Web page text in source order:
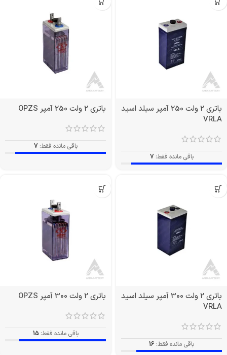
باتری 2 ولت 250 آمپر سیلد اسید
VRLA
باقی مانده فقط: 7
باتری 2 ولت 250 آمپر OPZS
باقی مانده فقط: 7
باتری 2 ولت 300 آمپر سیلد اسید
VRLA
باقی مانده فقط: 16
باتری 2 ولت 300 آمپر OPZS
باقی مانده فقط: 15